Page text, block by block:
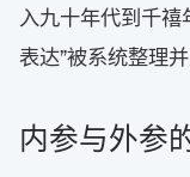
入九十年代到千禧
表达”被系统整理
内参与外参